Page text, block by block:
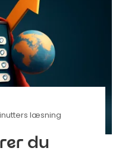
læsning
du